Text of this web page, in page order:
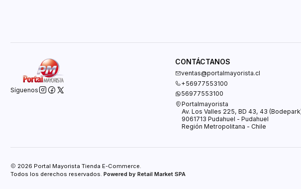
Síguenos
CONTÁCTANOS
ventas@portalmayorista.cl
+56977553100
56977553100
Portalmayorista
Av. Los Valles 225, BD 43, 43
9061713 Pudahuel - Pudahuel
Región Metropolitana - Chile
2026 Portal Mayorista Tienda E-Commerce.
Todos los derechos reservados. Powered by Retail Market SPA